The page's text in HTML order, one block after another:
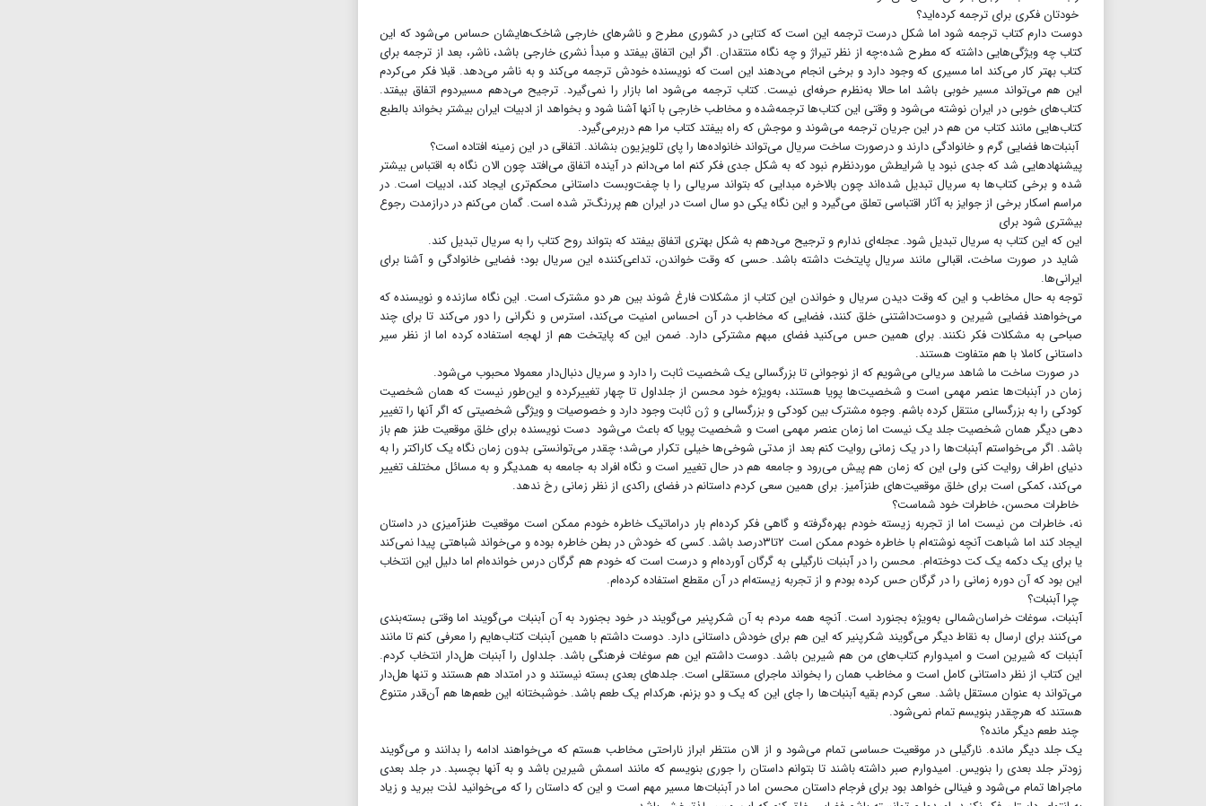
خودتان فکری برای ترجمه کرده‌اید؟
دوست دارم کتاب ترجمه شود اما شکل درست ترجمه این است که کتابی در کشوری مطرح و ناشرهای خارجی شاخک‌هایشان حساس می‌شود که این
کتاب چه ویژگی‌هایی داشته که مطرح شده؛چه از نظر تیراژ و چه نگاه منتقدان. اگر این اتفاق بیفتد و مبدأ نشری خارجی باشد، ناشر، بعد از ترجمه برای
کتاب بهتر کار می‌کند اما مسیری که وجود دارد و برخی انجام می‌دهند این است که نویسنده خودش ترجمه می‌کند و به ناشر می‌دهد. قبلا فکر می‌کردم
این هم می‌تواند مسیر خوبی باشد اما حالا به‌نظرم حرفه‌ای نیست. کتاب ترجمه می‌شود اما بازار را نمی‌گیرد. ترجیح می‌دهم مسیر‌دوم اتفاق بیفتد.
کتاب‌های خوبی در ایران نوشته می‌شود و وقتی این کتاب‌ها ترجمه‌شده و مخاطب خارجی با آنها آشنا شود و بخواهد از ادبیات ایران بیشتر بخواند بالطبع
کتاب‌هایی مانند کتاب من هم در این جریان ترجمه می‌شوند و موجش که راه بیفتد کتاب مرا هم دربرمی‌گیرد.
آبنبات‌ها فضایی گرم و خانوادگی دارند و درصورت ساخت سریال می‌تواند خانواده‌ها را پای تلویزیون بنشاند. اتفاقی در این زمینه افتاده است؟
پیشنهادهایی شد که جدی نبود یا شرایطش موردنظرم نبود که به شکل جدی فکر کنم اما می‌دانم در آینده اتفاق می‌افتد چون الان نگاه به اقتباس بیشتر
شده و برخی کتاب‌ها به سریال تبدیل شده‌اند چون بالاخره مبدایی که بتواند سریالی را با چفت‌وبست داستانی محکم‌تری ایجاد کند، ادبیات است. در
مراسم اسکار برخی از جوایز به آثار اقتباسی تعلق می‌گیرد و این نگاه یکی دو سال است در ایران هم پررنگ‌تر شده است. گمان می‌کنم در درازمدت رجوع
بیشتری شود برای
این که این کتاب به سریال تبدیل شود. عجله‌ای ندارم و ترجیح می‌دهم به شکل بهتری اتفاق بیفتد که بتواند روح کتاب را به سریال تبدیل کند.
شاید در صورت ساخت، اقبالی مانند سریال پایتخت داشته باشد. حسی که وقت خواندن، تداعی‌کننده این سریال بود؛ فضایی خانوادگی و آشنا برای
ایرانی‌ها.
توجه به حال مخاطب و این که وقت دیدن سریال و خواندن این کتاب از مشکلات فارغ شوند بین هر دو مشترک است. این نگاه سازنده و نویسنده که
می‌خواهند فضایی شیرین و دوست‌داشتنی خلق کنند، فضایی که مخاطب در آن احساس امنیت می‌کند، استرس و نگرانی را دور می‌کند تا برای چند
صباحی به مشکلات فکر نکنند. برای همین حس می‌کنید فضای مبهم مشترکی دارد. ضمن این که پایتخت هم از لهجه استفاده کرده اما از نظر سیر
داستانی کاملا با هم متفاوت هستند.
در صورت ساخت ما شاهد سریالی می‌شویم که از نوجوانی تا بزرگسالی یک شخصیت ثابت را دارد و سریال دنبال‌دار معمولا محبوب می‌شود.
زمان در آبنبات‌ها عنصر مهمی است و شخصیت‌ها پویا هستند، به‌ویژه خود محسن از جلداول تا چهار تغییرکرده و این‌طور نیست که همان شخصیت
کودکی را به بزرگسالی منتقل کرده باشم. وجوه مشترک بین کودکی و بزرگسالی و ژن ثابت وجود دارد و خصوصیات و ویژگی شخصیتی که اگر آنها را تغییر
دهی دیگر همان شخصیت جلد یک نیست اما زمان عنصر مهمی است و شخصیت پویا که باعث می‌شود دست نویسنده برای خلق موقعیت طنز هم باز
باشد. اگر می‌خواستم آبنبات‌ها را در یک زمانی روایت کنم بعد از مدتی شوخی‌ها خیلی تکرار می‌شد؛ چقدر می‌توانستی بدون زمان نگاه یک کاراکتر را به
دنیای اطراف روایت کنی ولی این که زمان هم پیش می‌رود و جامعه هم در حال تغییر است و نگاه افراد به جامعه به همدیگر و به مسائل مختلف تغییر
می‌کند، کمکی است برای خلق موقعیت‌های طنزآمیز. برای همین سعی کردم داستانم در فضای راکدی از نظر زمانی رخ ندهد.
خاطرات محسن، خاطرات خود شماست؟
نه، خاطرات من نیست اما از تجربه زیسته خودم بهره‌گرفته و گاهی فکر کرده‌ام بار دراماتیک خاطره خودم ممکن است موقعیت طنزآمیزی در داستان
ایجاد کند اما شباهت آنچه نوشته‌ام با خاطره خودم ممکن است ۲تا۳درصد باشد. کسی که خودش در بطن خاطره بوده و می‌خواند شباهتی پیدا نمی‌کند
یا برای یک دکمه یک کت دوخته‌ام. محسن را در آبنبات نارگیلی به گرگان آورده‌ام و درست است که خودم هم گرگان درس خوانده‌ام اما دلیل این انتخاب
این بود که آن دوره زمانی را در گرگان حس کرده بودم و از تجربه زیسته‌ام در آن مقطع استفاده کرده‌ام.
چرا آبنبات؟
آبنبات، سوغات خراسان‌شمالی‌ به‌ویژه بجنورد‌ است. آنچه همه مردم به آن شکرپنیر می‌گویند در خود بجنورد به آن آبنبات می‌گویند اما وقتی بسته‌بندی
می‌کنند برای ارسال به نقاط دیگر می‌گویند شکرپنیر که این هم برای خودش داستانی دارد. دوست داشتم با همین آبنبات کتاب‌هایم را معرفی کنم تا مانند
آبنبات که شیرین است و امیدوارم کتاب‌های من هم شیرین باشد. دوست داشتم این هم سوغات فرهنگی باشد. جلد‌اول را آبنبات هل‌دار انتخاب کردم.
این کتاب از نظر داستانی کامل است و مخاطب همان را بخواند ماجرای مستقلی است. جلدهای بعدی بسته نیستند و در امتداد هم هستند و تنها هل‌دار
می‌تواند به عنوان مستقل باشد. سعی کردم بقیه آبنبات‌ها را جای این که یک و دو بزنم، هرکدام یک طعم باشد. خوشبختانه این طعم‌ها هم آن‌قدر متنوع
هستند که هرچقدر بنویسم تمام نمی‌شود.
چند طعم دیگر مانده؟
یک جلد دیگر مانده. نارگیلی در موقعیت حساسی تمام می‌شود و از الان منتظر ابراز ناراحتی مخاطب هستم که می‌خواهند ادامه را بدانند و می‌گویند
زودتر جلد بعدی را بنویس. امیدوارم صبر داشته باشند تا بتوانم داستان را جوری بنویسم که مانند اسمش شیرین باشد و به آنها بچسبد. در جلد بعدی
ماجراها تمام می‌شود و فینالی خواهد بود برای فرجام داستان محسن اما در آبنبات‌ها مسیر مهم است و این که داستان را که می‌خوانید لذت ببرید و زیاد